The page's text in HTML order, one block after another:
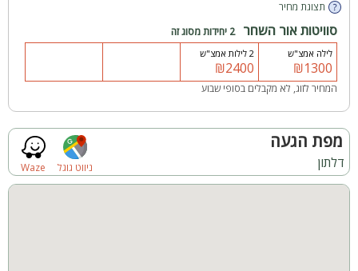
גינה
חצר
תצוגת מחיר
סוויטות אור השחר 2 יחידות מסוג זה
לילה אמצ"ש
₪1300
2 לילות אמצ"ש
₪2400
המחיר לזוג, לא מקבלים בסופי שבוע
Waze ניווט גוגל
מפת הגעה
דלתון